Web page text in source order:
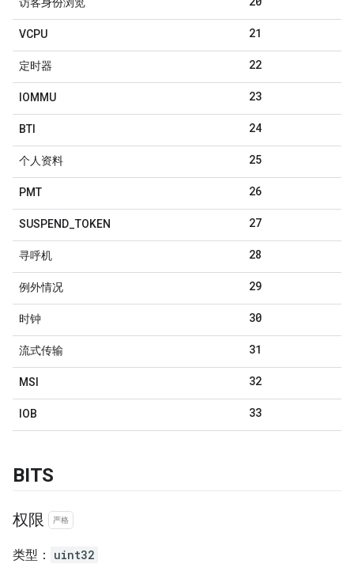
VCPU 21
定时器 22
IOMMU 23
BTI 24
个人资料 25
PMT 26
SUSPEND TOKEN 27
寻呼机 28
例外情况 29
时钟 30
流式传输 31
MSI 32
IOB 33
BITS
权限 严格
类型： uint32